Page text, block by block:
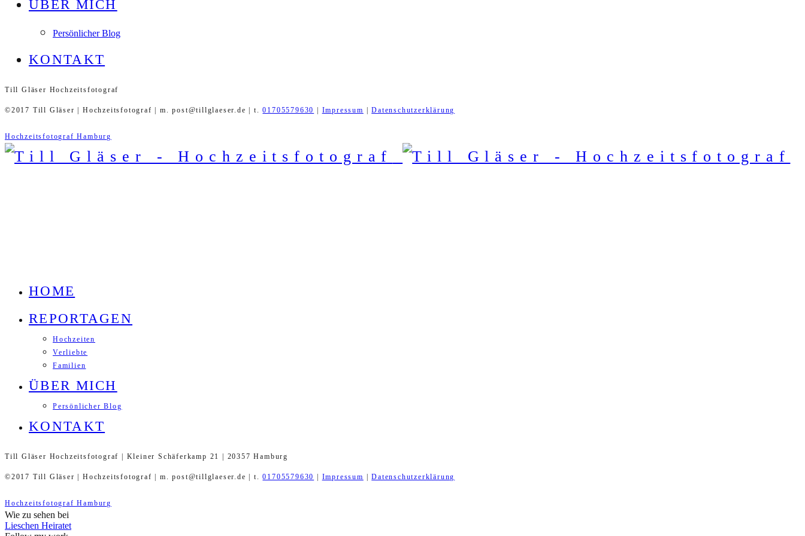
ÜBER MICH
Persönlicher Blog
KONTAKT
Till Gläser Hochzeitsfotograf
©2017 Till Gläser | Hochzeitsfotograf | m. post@tillglaeser.de | t.01705579630 | Impressum |Datenschutzerklärung
Hochzeitsfotograf Hamburg
HOME
REPORTAGEN
Hochzeiten
Verliebte
Familien
ÜBER MICH
Persönlicher Blog
KONTAKT
Till Gläser Hochzeitsfotograf | Kleiner Schäferkamp 21 | 20357 Hamburg
©2017 Till Gläser | Hochzeitsfotograf | m. post@tillglaeser.de | t.01705579630 | Impressum |Datenschutzerklärung
Hochzeitsfotograf Hamburg
Wie zu sehen bei
Lieschen Heiratet